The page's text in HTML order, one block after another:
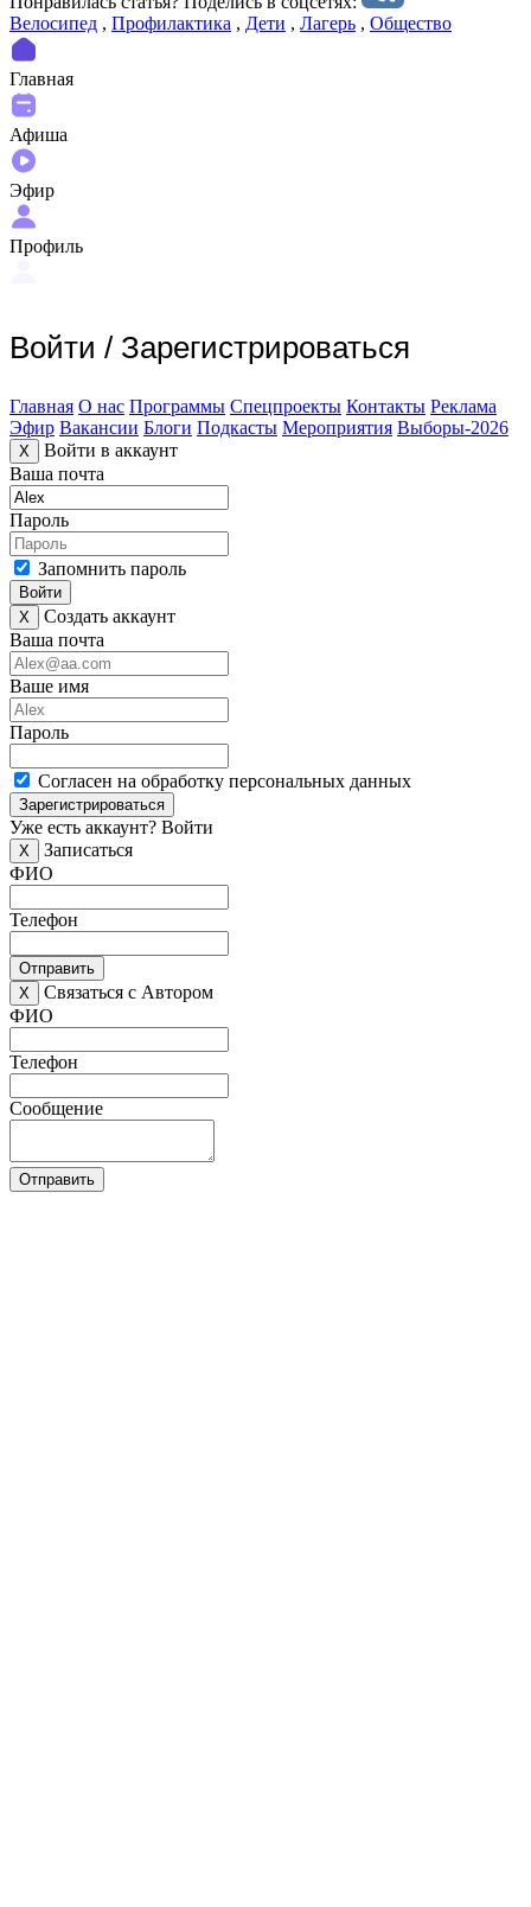
Велосипед , Профилактика , Дети , Лагерь , Общество
Главная
Афиша
Эфир
Профиль
Войти / Зарегистрироваться
Главная О нас Программы Спецпроекты Контакты Реклама
Эфир Вакансии Блоги Подкасты Мероприятия Выборы-2026
X
Войти в аккаунт
Ваша почта
Пароль
Запомнить пароль
Войти
X
Создать аккаунт
Ваша почта
Ваше имя
Пароль
Согласен на обработку персональных данных
Зарегистрироваться
Уже есть аккаунт? Войти
X
Записаться
ФИО
Телефон
Отправить
X
Связаться с Автором
ФИО
Телефон
Сообщение
Отправить